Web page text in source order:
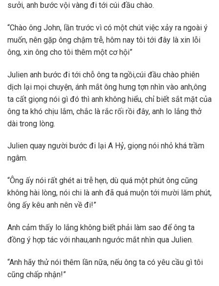
sưởi, anh bước vội vàng đi tới cúi đầu chào.
“Chào ông John, lần trước vì có một chút việc xảy ra ngoài ý
muốn, nên gặp ông chậm trễ, hôm nay tôi tới đây là xin lỗi
ông, xin ông cho tôi thêm một cơ hội”
Julien anh bước đi tới chỗ ông ta ngồi,cúi đầu chào phiên
dịch lại mọi chuyện, ánh mắt ông hưng tợn nhìn vào anh,ông
ta cất giọng nói gì đó thì anh không hiểu, chỉ biết sắt mặt của
ông ta khó chịu lắm, chắc là rắc rối rồi đây, anh lo lắng thở
dài trong lòng.
Julien quay người bước đi lại A Hỷ, giọng nói nhỏ khá trầm
ngâm.
“Ông ấy nói rất ghét ai trễ hẹn, dù quá một phút ông cũng
không hài lòng, nói chi là anh đã quá muộn tới mười lăm phút,
ông ấy kêu anh nên về đi!”
Anh cảm thấy lo lắng không biết phải làm sao để ông ta
đồng ý hợp tác với nhau,anh ngước mắt nhìn qua Julien.
“Anh hãy thử nói thêm lần nữa, nếu ông ta có yêu cầu gì tôi
cũng chấp nhận!”